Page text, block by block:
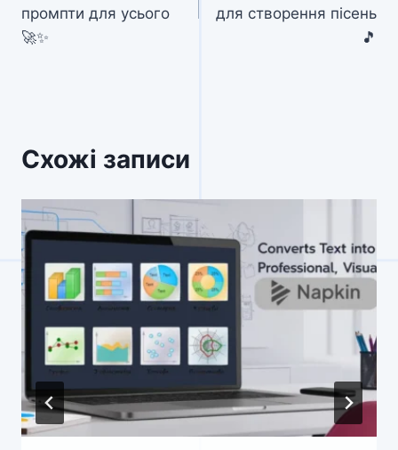
промпти для усього
🚀✨
для створення пісень
🎵
Схожі записи